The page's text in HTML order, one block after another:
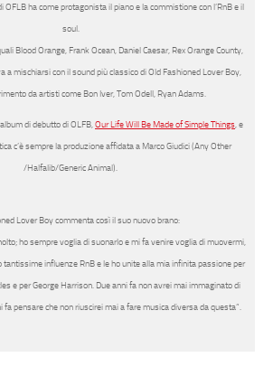
OFLB ha come protagonista il piano e la commistione con l’RnBe il
soul.
Blood Orange, Frank Ocean, Daniel Caesar, Rex Orange County,
a mischiarsi con il sound più classico di Old Fashioned Lover Boy,
da artisti comeBon Iver, Tom Odell, Ryan Adams.
di debutto di OLFB,Our Life Will Be Made of Simple Things, e
c’è sempre la produzione affidata a Marco Giudici(Any Other
/Halfalib/Generic Animal).
Lover Boycommenta così il suo nuovo brano:
ho sempre voglia di suonarlo e mi fa venire voglia di muovermi,
tantissime influenze RnB e le ho unite alla mia infinita passione per
e per George Harrison. Due anni fa non avrei mai immaginato di
fa pensare che non riuscirei mai a fare musica diversa da questa”.